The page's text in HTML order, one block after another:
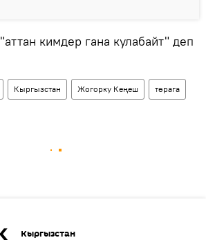
кимдер гана кулабайт" деп
Кыргызстан Жогорку Кеңеш төрага
Кыргызстан